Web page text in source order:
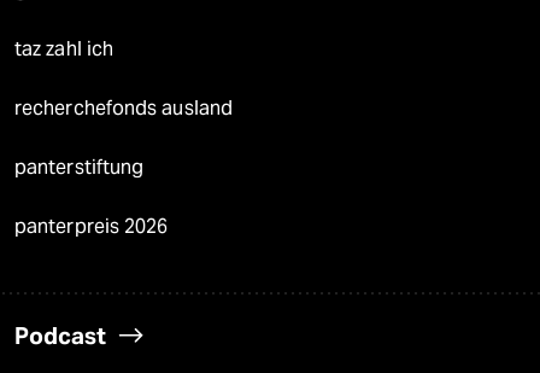
taz zahl ich
recherchefonds ausland
panterstiftung
panterpreis 2026
Podcast